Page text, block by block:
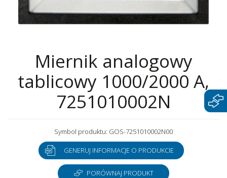
Miernik analogowy
tablicowy 1000/2000 A,
7251010002N
Symbol produktu: GOS-7251010002N00
GENERUJ INFORMACJE O PRODUKCIE
PORÓWNAJ PRODUKT